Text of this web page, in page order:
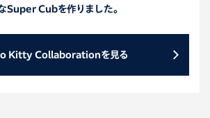
Super Cubを作りました。
Kitty Collaborationを見る